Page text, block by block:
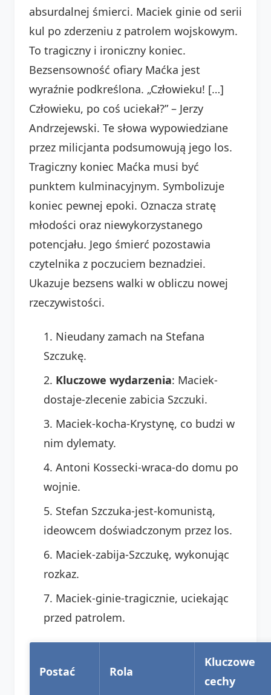
absurdalnej śmierci. Maciek ginie od serii
kul po zderzeniu z patrolem wojskowym.
To tragiczny i ironiczny koniec.
Bezsensowność ofiary Maćka jest
wyraźnie podkreślona. „Człowieku! […]
Człowieku, po coś uciekał?” – Jerzy
Andrzejewski. Te słowa wypowiedziane
przez milicjanta podsumowują jego los.
Tragiczny koniec Maćka musi być
punktem kulminacyjnym. Symbolizuje
koniec pewnej epoki. Oznacza stratę
młodości oraz niewykorzystanego
potencjału. Jego śmierć pozostawia
czytelnika z poczuciem beznadziei.
Ukazuje bezsens walki w obliczu nowej
rzeczywistości.
Nieudany zamach na Stefana
Szczukę.
Kluczowe wydarzenia: Maciek-
dostaje-zlecenie zabicia Szczuki.
Maciek-kocha-Krystynę, co budzi w
nim dylematy.
Antoni Kossecki-wraca-do domu po
wojnie.
Stefan Szczuka-jest-komunistą,
ideowcem doświadczonym przez los.
Maciek-zabija-Szczukę, wykonując
rozkaz.
Maciek-ginie-tragicznie, uciekając
przed patrolem.
Postać Rola
Kluczowe
cechy